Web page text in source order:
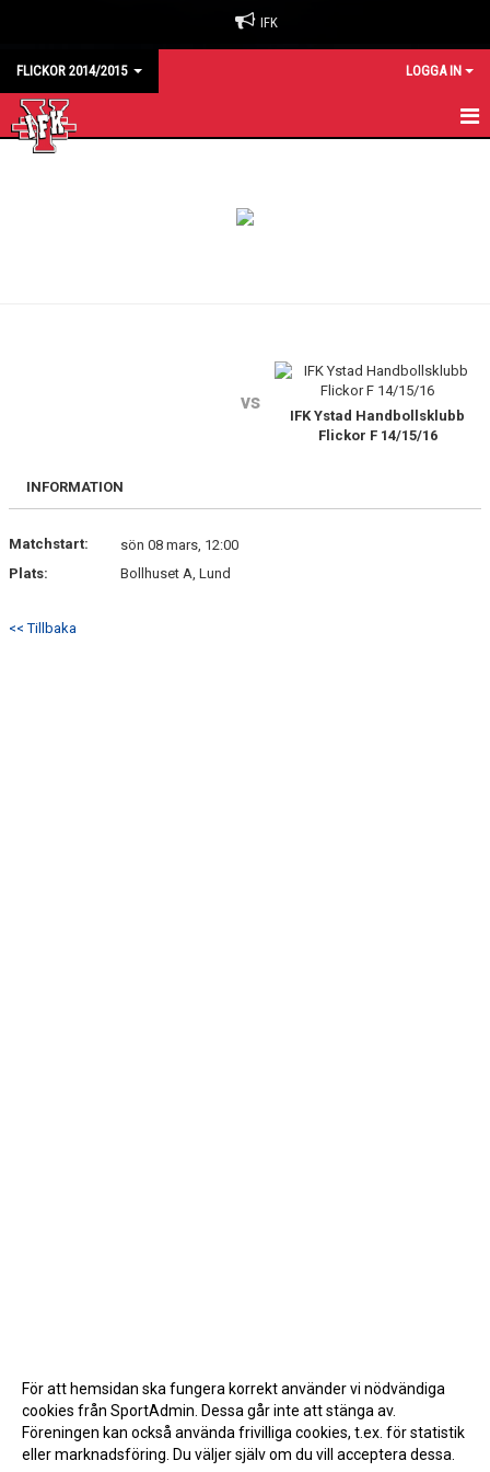
IFK
FLICKOR 2014/2015 LOGGA IN
vs
IFK Ystad Handbollsklubb
Flickor F 14/15/16
INFORMATION
Matchstart:
sön 08 mars, 12:00
Plats:
Bollhuset A, Lund
<< Tillbaka
För att hemsidan ska fungera korrekt använder vi nödvändiga
cookies från SportAdmin. Dessa går inte att stänga av.
Föreningen kan också använda frivilliga cookies, t.ex. för statistik
eller marknadsföring. Du väljer själv om du vill acceptera dessa.